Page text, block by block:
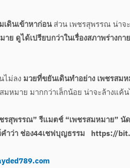
เดินเข้าหาก่อนส่วน เพชรสุพรรณ น่า
าย ดูได้เปรียบกว่าในเรื่องสภาพร่าง
ไม่ลงมวยที่ขยันเดินทำอย่าง เพชรสม
มาย มากกว่าเล็กน้อย น่าจะล้างแค้น
สุพรรณ” รีแมตช์ “เพชรสมหมาย” นั
คำว่า ช่อง44เชฟบุญธรรม https://